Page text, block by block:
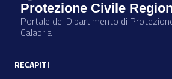
Protezione Civile
Portale del Dipartimento di
Calabria
RECAPITI